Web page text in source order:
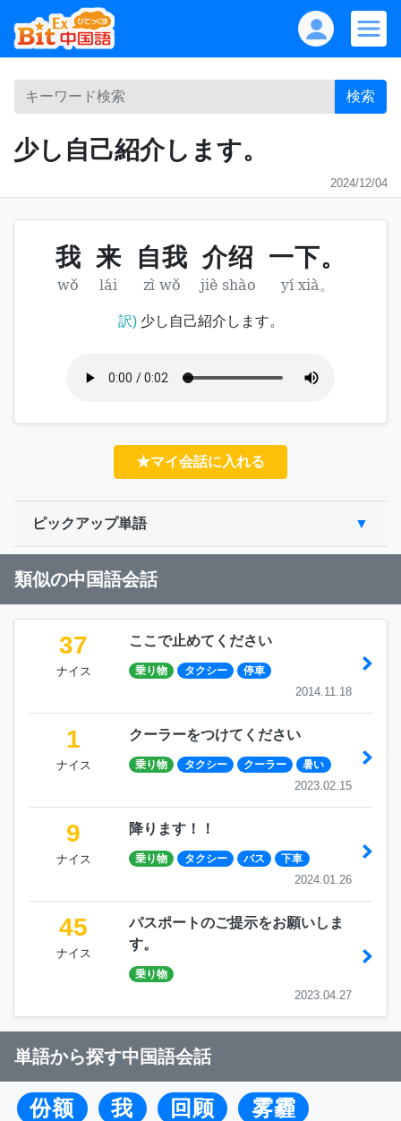
検索
少し自己紹介します。
2024/12/04
我 来 自我 介绍 一下。
wǒ lái zì wǒ jiè shào yí xià。
訳)少し自己紹介します。
★マイ会話に入れる
ピックアップ単語
類似の中国語会話
37
ナイス
ここで止めてください
乗り物 タクシー 停車
2014.11.18
1
ナイス
クーラーをつけてください
乗り物 タクシー クーラー 暑い
2023.02.15
9
ナイス
降ります！！
乗り物 タクシー バス 下車
2024.01.26
45
ナイス
パスポートのご提示をお願いしま
す。
乗り物
2023.04.27
単語から探す中国語会話
份额 我 回顾
雾霾